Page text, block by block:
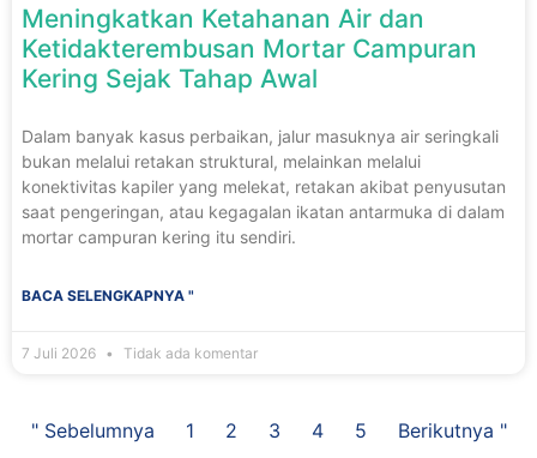
Meningkatkan Ketahanan Air dan
Ketidakterembusan Mortar Campuran
Kering Sejak Tahap Awal
Dalam banyak kasus perbaikan, jalur masuknya air seringkali
bukan melalui retakan struktural, melainkan melalui
konektivitas kapiler yang melekat, retakan akibat penyusutan
saat pengeringan, atau kegagalan ikatan antarmuka di dalam
mortar campuran kering itu sendiri.
BACA SELENGKAPNYA "
7 Juli 2026 Tidak ada komentar
" Sebelumnya 1 2 3 4 5 Berikutnya "